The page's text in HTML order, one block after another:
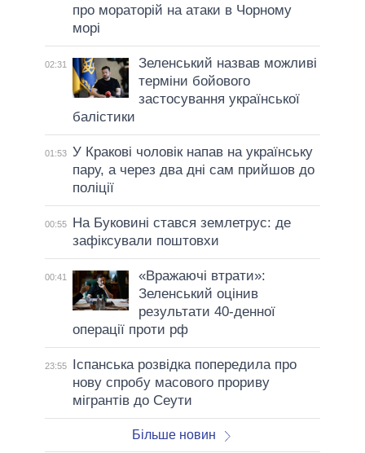
про мораторій на атаки в Чорному
морі
02:31
Зеленський назвав можливі
терміни бойового
застосування української
балістики
01:53 У Кракові чоловік напав на українську
пару, а через два дні сам прийшов до
поліції
00:55
На Буковині стався землетрус: де
зафіксували поштовхи
00:41
«Вражаючі втрати»:
Зеленський оцінив
результати 40-денної
операції проти рф
23:55
Іспанська розвідка попередила про
нову спробу масового прориву
мігрантів до Сеути
Більше новин